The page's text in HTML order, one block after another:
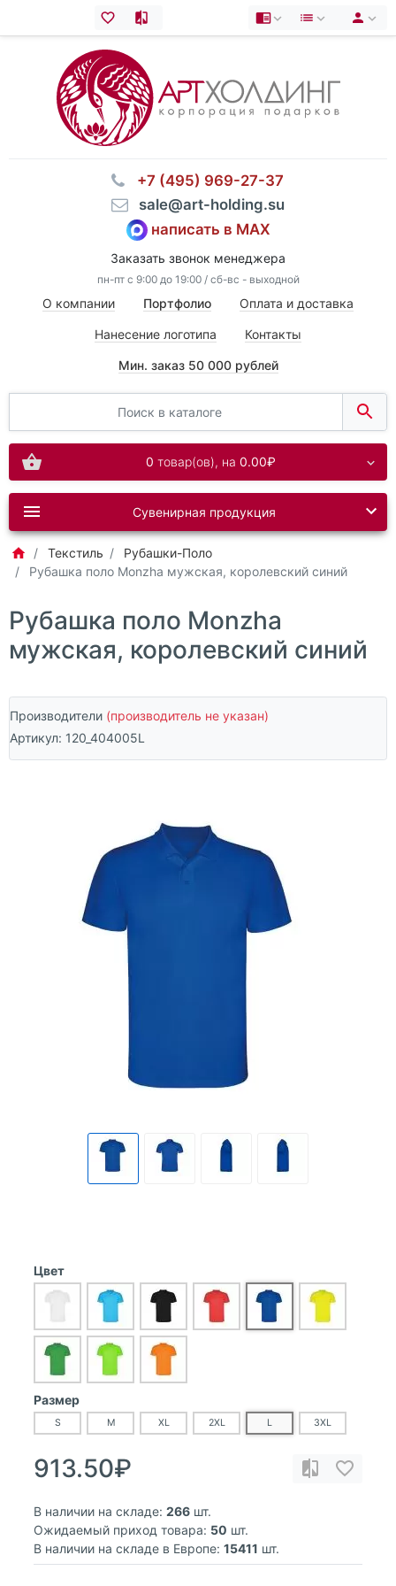
⠀+7 (495) 969-27-37
⠀sale@art-holding.su
написать в MAX
Заказать звонок менеджера
пн-пт с 9:00 до 19:00 / сб-вс - выходной
О компании Портфолио Оплата и доставка
Нанесение логотипа Контакты
Мин. заказ 50 000 рублей
0 товар(ов), на 0.00₽
Сувенирная продукция
Текстиль
Рубашки-Поло
Рубашка поло Monzha мужская, королевский синий
Рубашка поло Monzha
мужская, королевский синий
Производители (производитель не указан)
Артикул: 120_404005L
Цвет
Размер
S M XL 2XL L 3XL
913.50₽
В наличии на складе: 266 шт.
Ожидаемый приход товара: 50 шт.
В наличии на складе в Европе: 15411 шт.